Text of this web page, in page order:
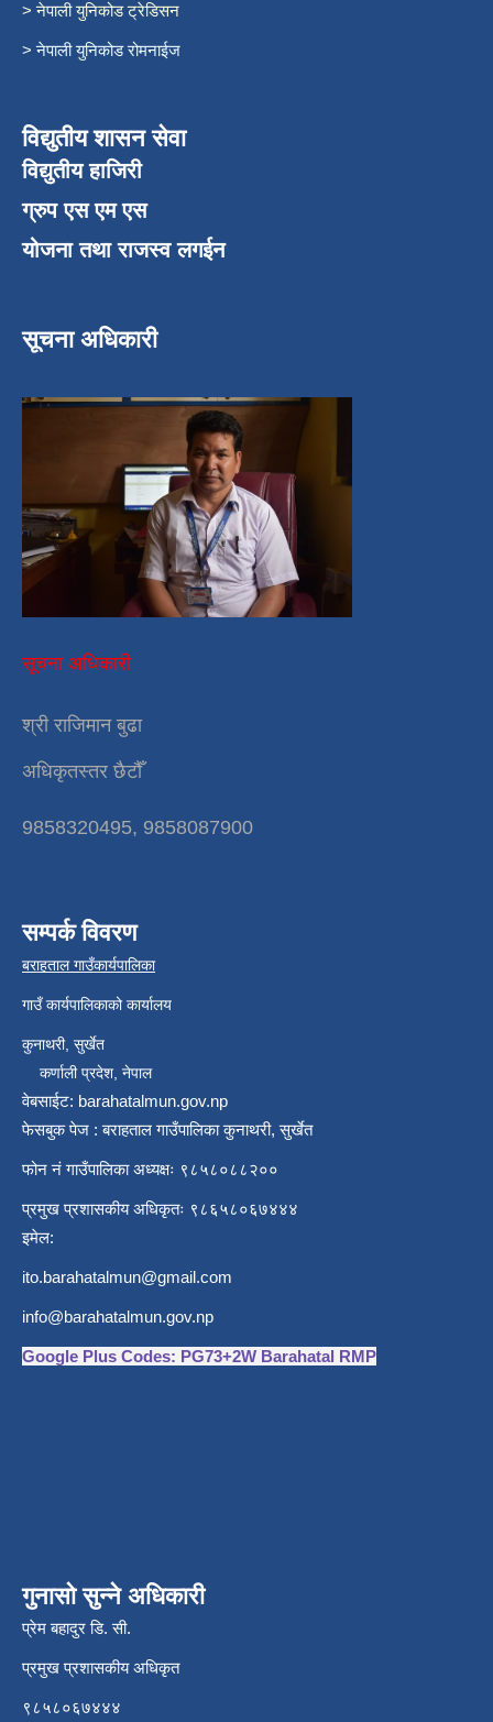
> नेपाली युनिकोड ट्रेडिसन
> नेपाली युनिकोड रोमनाईज
विद्युतीय शासन सेवा
विद्युतीय हाजिरी
ग्रुप एस एम एस
योजना तथा राजस्व लगईन
सूचना अधिकारी
सूचना अधिकारी
श्री राजिमान बुढा
अधिकृतस्तर छैटौँ
9858320495, 9858087900
सम्पर्क विवरण
बराहताल गाउँकार्यपालिका
गाउँ कार्यपालिकाको कार्यालय
कुनाथरी, सुर्खेत
कर्णाली प्रदेश, नेपाल
वेबसाईट: barahatalmun.gov.np
फेसबुक पेज : बराहताल गाउँपालिका कुनाथरी, सुर्खेत
फोन नं गाउँपालिका अध्यक्षः ९८५८०८८२००
प्रमुख प्रशासकीय अधिकृतः ९८६५८०६७४४४
इमेल:
ito.barahatalmun@gmail.com
info@barahatalmun.gov.np
Google Plus Codes: PG73+2W Barahatal RMP
गुनासो सुन्ने अधिकारी
प्रेम बहादुर डि. सी.
प्रमुख प्रशासकीय अधिकृत
९८५८०६७४४४